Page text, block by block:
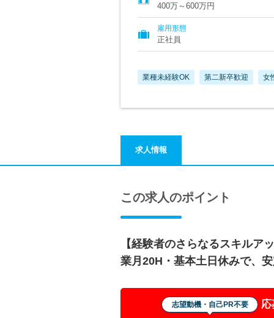
400万～600万円
雇用形態
正社員
業種未経験OK 第二新卒歓迎 女
求人情報
この求人のポイント
【経験者のさらなるスキルア
業月20H・基本土日休みで、
志望動機・自己PR不要